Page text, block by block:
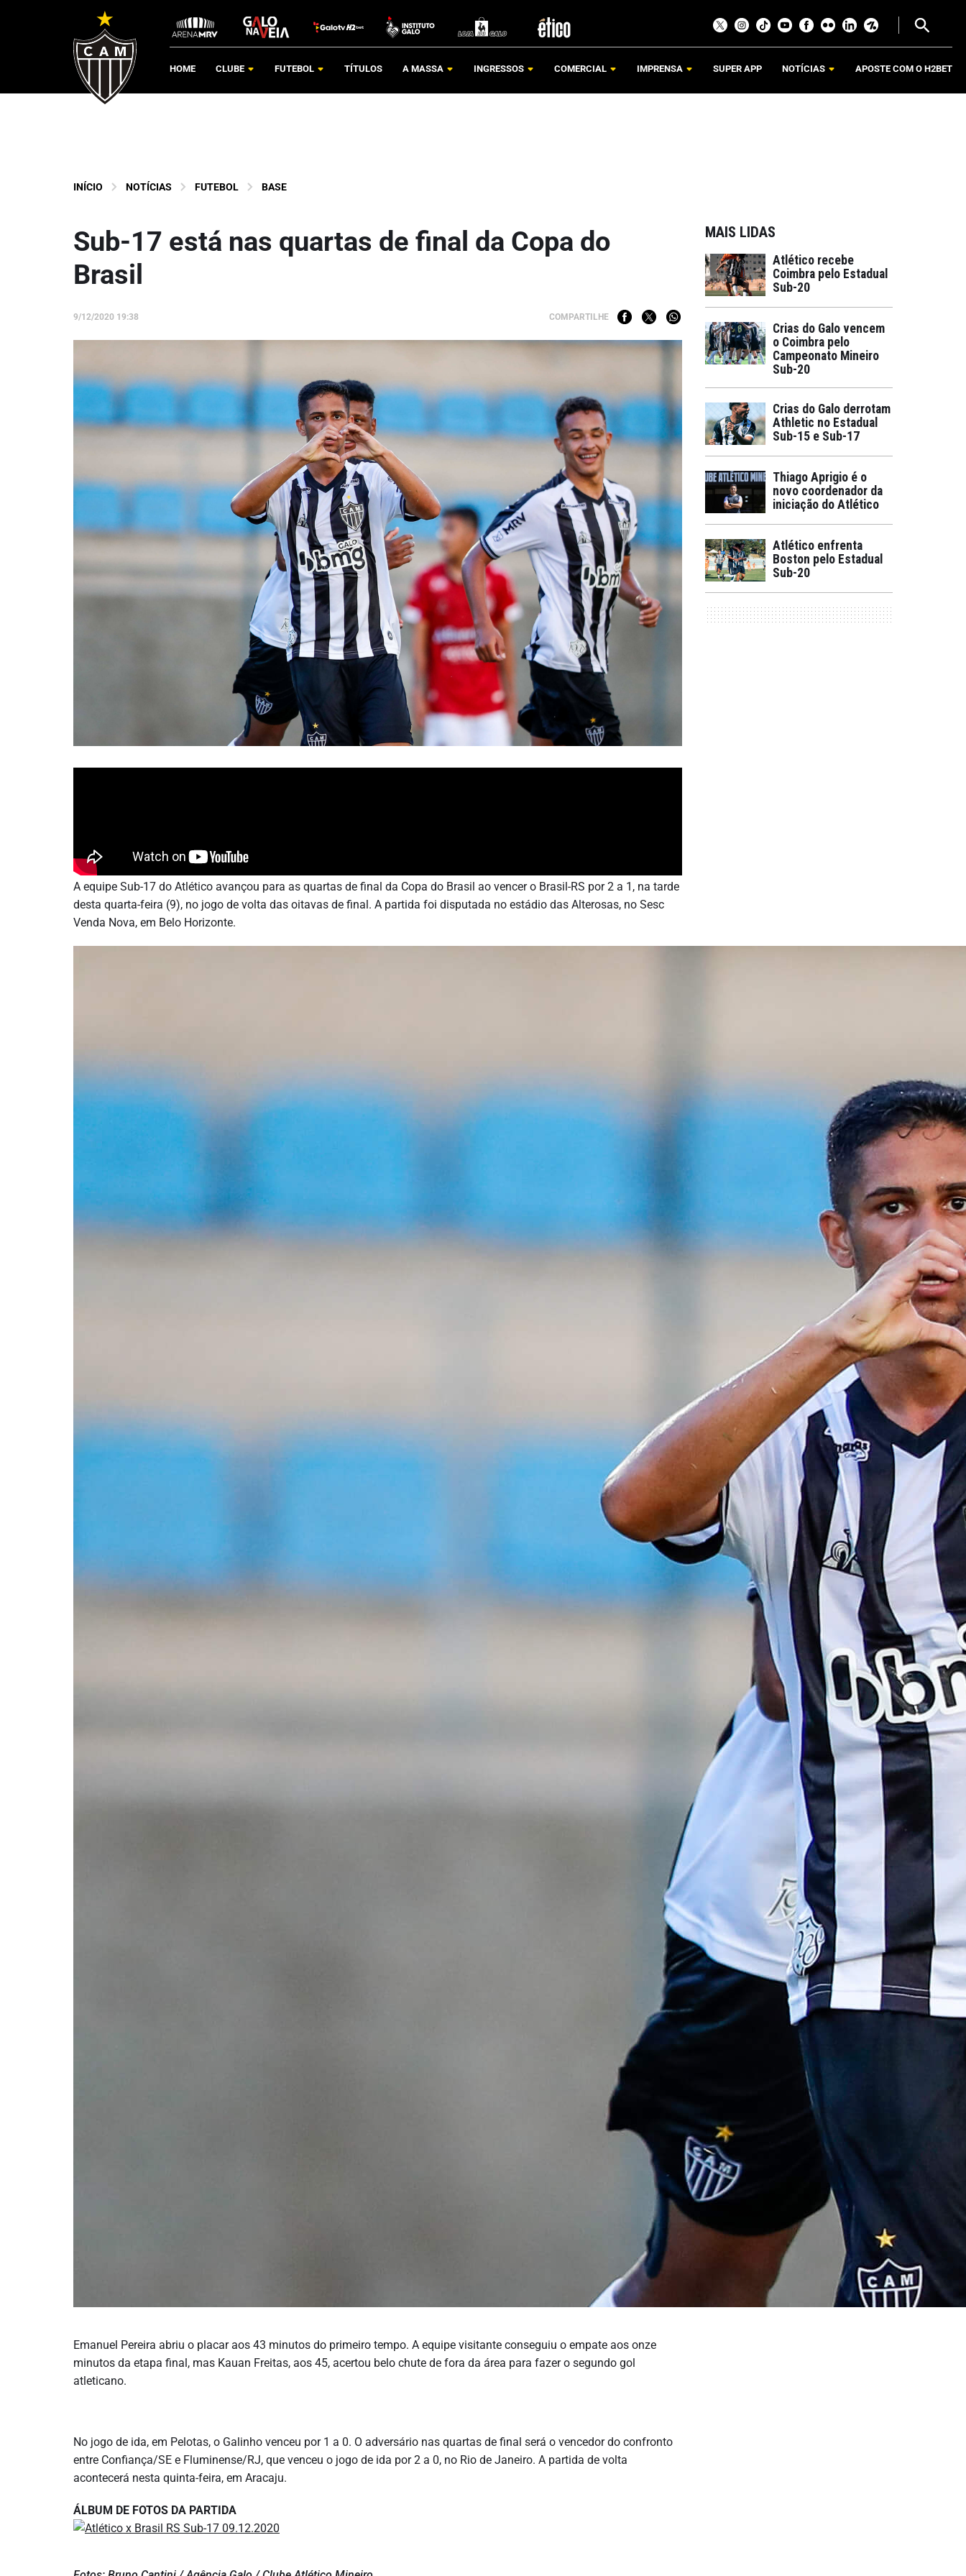
HOME CLUBE FUTEBOL TÍTULOS A MASSA INGRESSOS COMERCIAL IMPRENSA SUPER APP NOTÍCIAS APOSTE COM O H2BET
INÍCIO NOTÍCIAS FUTEBOL BASE
Sub-17 está nas quartas de final da Copa do
Brasil
9/12/2020 19:38 COMPARTILHE
A equipe Sub-17 do Atlético avançou para as quartas de final da Copa do Brasil ao vencer o Brasil-RS por 2 a 1, na tarde
desta quarta-feira (9), no jogo de volta das oitavas de final. A partida foi disputada no estádio das Alterosas, no Sesc
Venda Nova, em Belo Horizonte.
Emanuel Pereira abriu o placar aos 43 minutos do primeiro tempo. A equipe visitante conseguiu o empate aos onze
minutos da etapa final, mas Kauan Freitas, aos 45, acertou belo chute de fora da área para fazer o segundo gol
atleticano.
No jogo de ida, em Pelotas, o Galinho venceu por 1 a 0. O adversário nas quartas de final será o vencedor do confronto
entre Confiança/SE e Fluminense/RJ, que venceu o jogo de ida por 2 a 0, no Rio de Janeiro. A partida de volta
acontecerá nesta quinta-feira, em Aracaju.
ÁLBUM DE FOTOS DA PARTIDA
MAIS LIDAS
Atlético recebe
Coimbra pelo Estadual
Sub-20
Crias do Galo vencem
o Coimbra pelo
Campeonato Mineiro
Sub-20
Crias do Galo derrotam
Athletic no Estadual
Sub-15 e Sub-17
Thiago Aprigio é o
novo coordenador da
iniciação do Atlético
Atlético enfrenta
Boston pelo Estadual
Sub-20